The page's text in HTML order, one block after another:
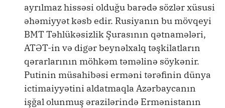
ayrılmaz hissəsi olduğu barədə sözlər xüsusi
əhəmiyyət kəsb edir. Rusiyanın bu mövqeyi
BMT Təhlükəsizlik Şurasının qətnamələri,
ATƏT-in və digər beynəlxalq təşkilatların
qərarlarının möhkəm təməlinə söykənir.
Putinin müsahibəsi erməni tərəfinin dünya
ictimaiyyətini aldatmaqla Azərbaycanın
işğal olunmuş ərazilərində Ermənistanın